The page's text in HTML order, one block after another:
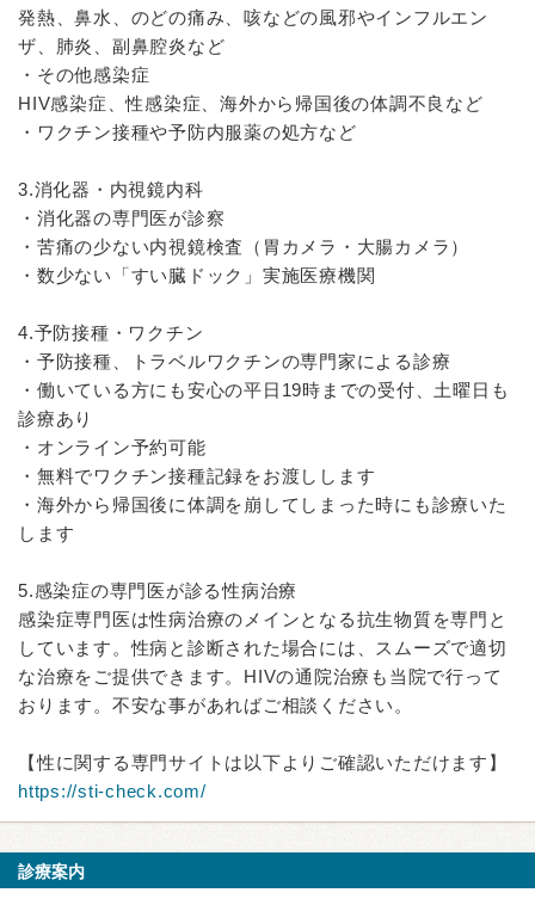
発熱、鼻水、のどの痛み、咳などの風邪やインフルエン
ザ、肺炎、副鼻腔炎など
・その他感染症
HIV感染症、性感染症、海外から帰国後の体調不良など
・ワクチン接種や予防内服薬の処方など
3.消化器・内視鏡内科
・消化器の専門医が診察
・苦痛の少ない内視鏡検査（胃カメラ・大腸カメラ）
・数少ない「すい臓ドック」実施医療機関
4.予防接種・ワクチン
・予防接種、トラベルワクチンの専門家による診療
・働いている方にも安心の平日19時までの受付、土曜日も
診療あり
・オンライン予約可能
・無料でワクチン接種記録をお渡しします
・海外から帰国後に体調を崩してしまった時にも診療いた
します
5.感染症の専門医が診る性病治療
感染症専門医は性病治療のメインとなる抗生物質を専門と
しています。性病と診断された場合には、スムーズで適切
な治療をご提供できます。HIVの通院治療も当院で行って
おります。不安な事があればご相談ください。
【性に関する専門サイトは以下よりご確認いただけます】
https://sti-check.com/
診療案内